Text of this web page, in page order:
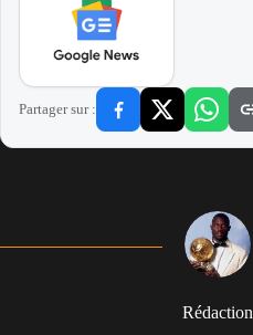
Partager sur :
Rédaction